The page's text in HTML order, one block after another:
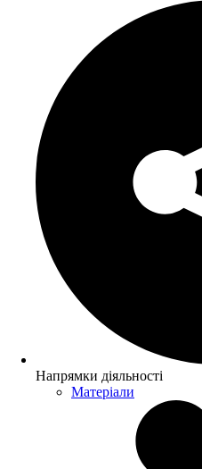
Напрямки діяльності
Матеріали